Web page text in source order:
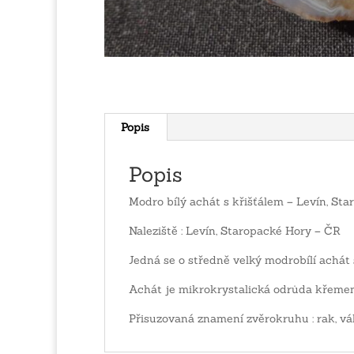
Popis
Popis
Modro bílý achát s křišťálem – Levín,
Naleziště : Levín, Staropacké Hory – ČR
Jedná se o středně velký modrobílí
Achát je mikrokrystalická odrůda
Přisuzovaná znamení zvěrokruhu : rak,